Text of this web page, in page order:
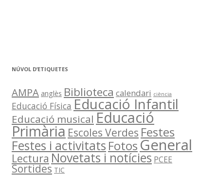
NÚVOL D’ETIQUETES
AMPA anglès Biblioteca calendari ciència
Educació Física Educació Infantil
Educació musical Educació
Primària Escoles Verdes Festes
Festes i activitats Fotos General
Lectura Novetats i notícies PCEE
Sortides TIC